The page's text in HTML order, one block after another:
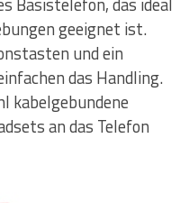
geeignet ist.
und ein
das Handling.
kabelgebundene
an das Telefon